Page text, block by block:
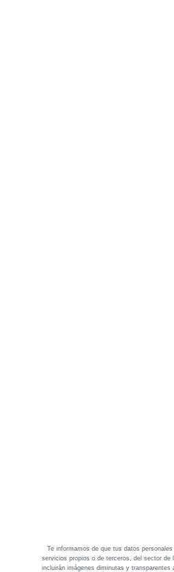
Te informamos de que tus datos
servicios propios o de terceros, del sector de
incluirán imágenes diminutas y